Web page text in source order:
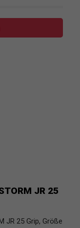
JR 25
JR 25 Grip, Größe